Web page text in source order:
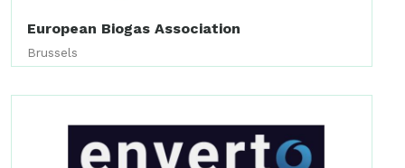
European Biogas Association
Brussels